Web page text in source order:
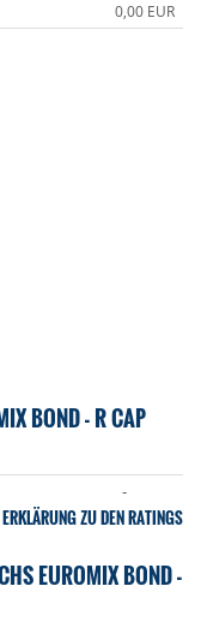
0,00 EUR
BOND - R CAP
-
ERKLÄRUNG ZU DEN RATINGS
EUROMIX BOND -